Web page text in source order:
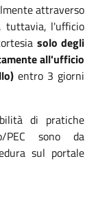
attraverso
tuttavia, l'ufficio
solo degli
all'ufficio
entro 3 giorni
di pratiche
PEC sono da
sul portale